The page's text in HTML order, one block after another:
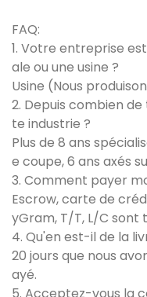
FAQ:
1. Votre entreprise
ale ou une usine ?
Usine (Nous
2. Depuis combien
te industrie ?
Plus de 8 ans
e coupe, 6 ans axés
3. Comment payer
Escrow, carte de
yGram, T/T, L/C sont
4. Qu'en est-il de la
20 jours que nous
ayé.